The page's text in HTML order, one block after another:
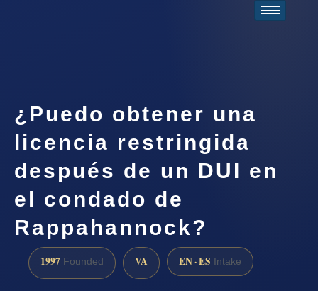
¿Puedo obtener una
licencia restringida
después de un DUI en
el condado de
Rappahannock?
1997 Founded VA EN · ES Intake